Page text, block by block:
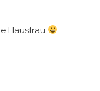
Hausfrau